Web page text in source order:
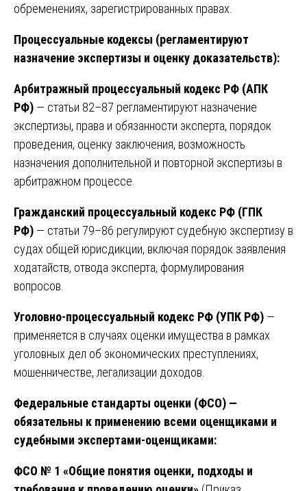
обременениях, зарегистрированных правах.
Процессуальные кодексы (регламентируют
назначение экспертизы и оценку доказательств):
Арбитражный процессуальный кодекс РФ (АПК
РФ) — статьи 82–87 регламентируют назначение
экспертизы, права и обязанности эксперта, порядок
проведения, оценку заключения, возможность
назначения дополнительной и повторной экспертизы в
арбитражном процессе.
Гражданский процессуальный кодекс РФ (ГПК
РФ) — статьи 79–86 регулируют судебную экспертизу в
судах общей юрисдикции, включая порядок заявления
ходатайств, отвода эксперта, формулирования
вопросов.
Уголовно-процессуальный кодекс РФ (УПК РФ) —
применяется в случаях оценки имущества в рамках
уголовных дел об экономических преступлениях,
мошенничестве, легализации доходов.
Федеральные стандарты оценки (ФСО) —
обязательны к применению всеми оценщиками и
судебными экспертами-оценщиками:
ФСО № 1 «Общие понятия оценки, подходы и